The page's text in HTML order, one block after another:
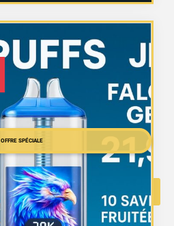
OFFRE SPÉCIALE
prix
actuel
est :
16,99 €.